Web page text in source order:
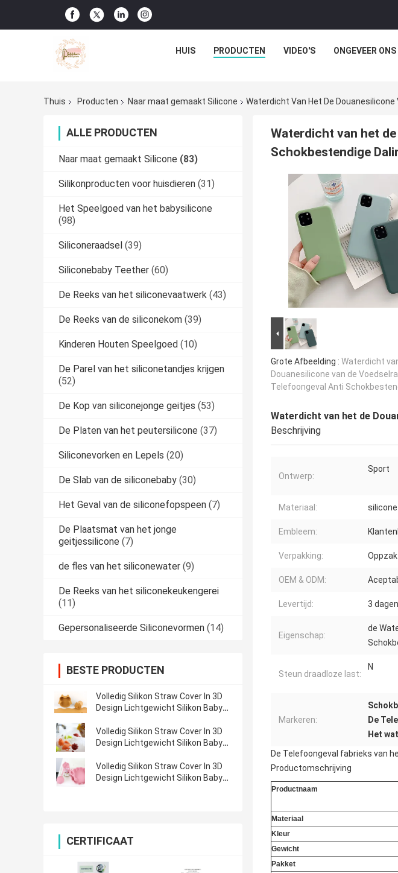
HUIS PRODUCTEN VIDEO'S ONGEVEER ONS
Thuis Producten Naar maat gemaakt Silicone Waterdicht Van Het De
ALLE PRODUCTEN
Naar maat gemaakt Silicone (83)
Silikonproducten voor huisdieren (31)
Het Speelgoed van het babysilicone
(98)
Siliconeraadsel (39)
Siliconebaby Teether (60)
De Reeks van het siliconevaatwerk (43)
De Reeks van de siliconekom (39)
Kinderen Houten Speelgoed (10)
De Parel van het siliconetandjes krijgen
(52)
De Kop van siliconejonge geitjes (53)
De Platen van het peutersilicone (37)
Siliconevorken en Lepels (20)
De Slab van de siliconebaby (30)
Het Geval van de siliconefopspeen (7)
De Plaatsmat van het jonge
geitjessilicone (7)
de fles van het siliconewater (9)
De Reeks van het siliconekeukengerei
(11)
Gepersonaliseerde Siliconevormen (14)
BESTE PRODUCTEN
Volledig Silikon Straw Cover In 3D
Design Lichtgewicht Silikon Baby
Volledig Silikon Straw Cover In 3D
Design Lichtgewicht Silikon Baby
Volledig Silikon Straw Cover In 3D
Design Lichtgewicht Silikon Baby
CERTIFICAAT
Waterdicht van het
Schokbestendige
Grote Afbeelding : Waterdicht
Douanesilicone van de
Telefoongeval Anti
Waterdicht van het de
Beschrijving
Ontwerp:
Sport
Materiaal: silicone
Embleem:
Verpakking: Oppzak
OEM & ODM:
Levertijd: 3 dagen
Eigenschap:
de
Steun draadloze last:
N
Markeren:
De
Het
De Telefoongeval fabrieks van
Productomschrijving
Productnaam
Materiaal
Kleur
Gewicht
Pakket